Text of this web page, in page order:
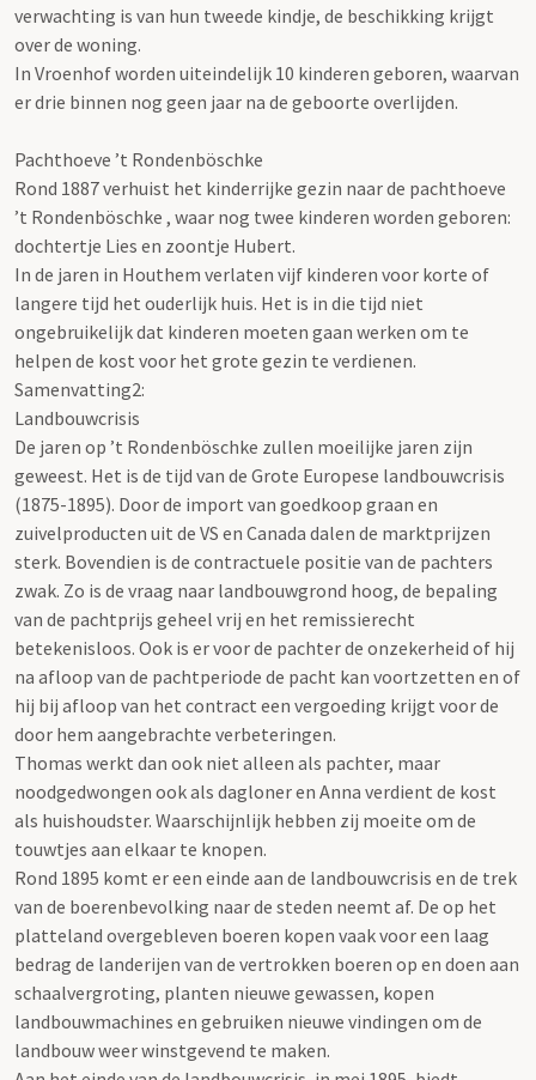
verwachting is van hun tweede kindje, de beschikking krijgt
over de woning.
In Vroenhof worden uiteindelijk 10 kinderen geboren, waarvan
er drie binnen nog geen jaar na de geboorte overlijden.
Pachthoeve ’t Rondenböschke
Rond 1887 verhuist het kinderrijke gezin naar de pachthoeve
’t Rondenböschke , waar nog twee kinderen worden geboren:
dochtertje Lies en zoontje Hubert.
In de jaren in Houthem verlaten vijf kinderen voor korte of
langere tijd het ouderlijk huis. Het is in die tijd niet
ongebruikelijk dat kinderen moeten gaan werken om te
helpen de kost voor het grote gezin te verdienen.
Samenvatting2:
Landbouwcrisis
De jaren op ’t Rondenböschke zullen moeilijke jaren zijn
geweest. Het is de tijd van de Grote Europese landbouwcrisis
(1875-1895). Door de import van goedkoop graan en
zuivelproducten uit de VS en Canada dalen de marktprijzen
sterk. Bovendien is de contractuele positie van de pachters
zwak. Zo is de vraag naar landbouwgrond hoog, de bepaling
van de pachtprijs geheel vrij en het remissierecht
betekenisloos. Ook is er voor de pachter de onzekerheid of hij
na afloop van de pachtperiode de pacht kan voortzetten en of
hij bij afloop van het contract een vergoeding krijgt voor de
door hem aangebrachte verbeteringen.
Thomas werkt dan ook niet alleen als pachter, maar
noodgedwongen ook als dagloner en Anna verdient de kost
als huishoudster. Waarschijnlijk hebben zij moeite om de
touwtjes aan elkaar te knopen.
Rond 1895 komt er een einde aan de landbouwcrisis en de trek
van de boerenbevolking naar de steden neemt af. De op het
platteland overgebleven boeren kopen vaak voor een laag
bedrag de landerijen van de vertrokken boeren op en doen aan
schaalvergroting, planten nieuwe gewassen, kopen
landbouwmachines en gebruiken nieuwe vindingen om de
landbouw weer winstgevend te maken.